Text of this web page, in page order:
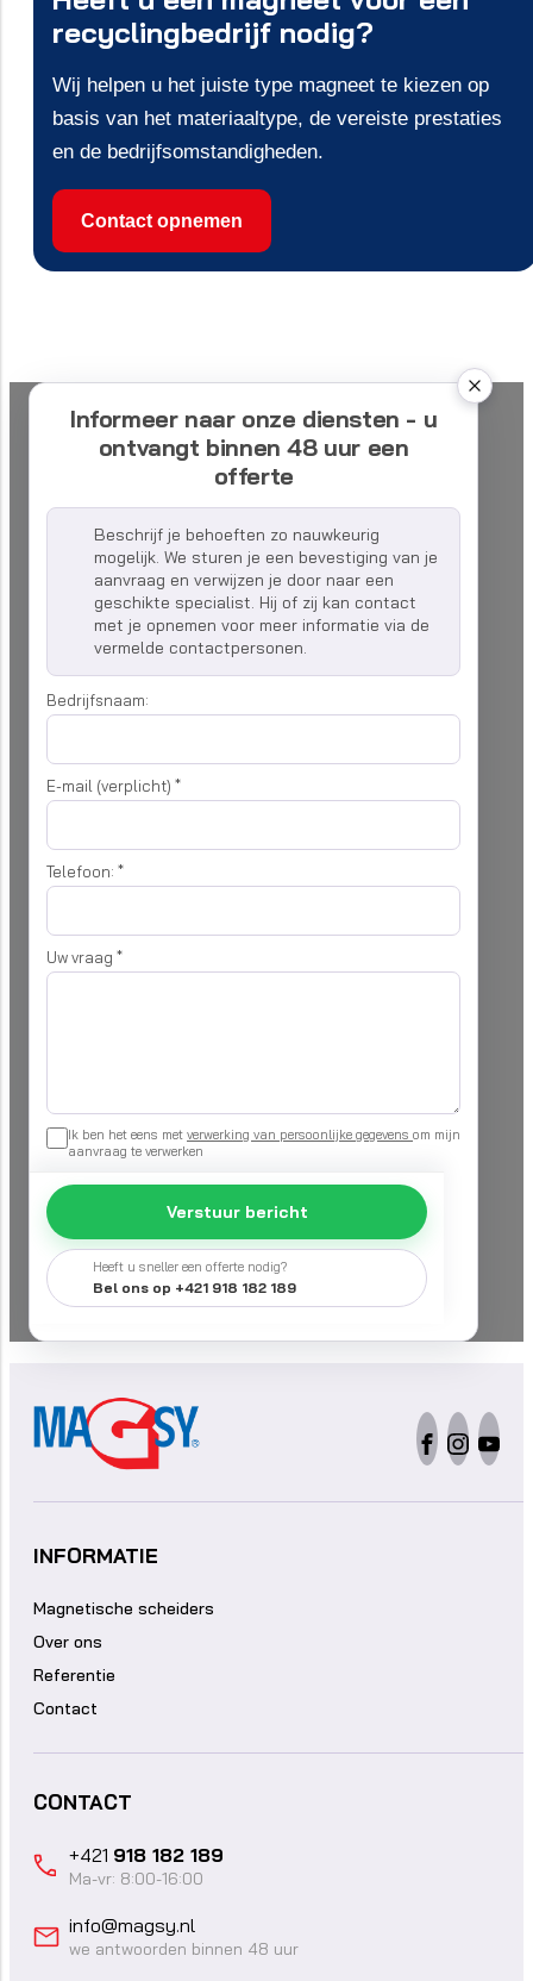
recyclingbedrijf nodig?
Wij helpen u het juiste type magneet te kiezen op
basis van het materiaaltype, de vereiste prestaties
en de bedrijfsomstandigheden.
Contact opnemen
Informeer naar onze diensten - u
ontvangt binnen 48 uur een
offerte
Beschrijf je behoeften zo nauwkeurig
mogelijk. We sturen je een bevestiging van je
aanvraag en verwijzen je door naar een
geschikte specialist. Hij of zij kan contact
met je opnemen voor meer informatie via de
vermelde contactpersonen.
Bedrijfsnaam:
E-mail (verplicht) *
Telefoon: *
Uw vraag *
Ik ben het eens met verwerking van persoonlijke gegevens om mijn
aanvraag te verwerken
Verstuur bericht
Heeft u sneller een offerte nodig?
Bel ons op +421 918 182 189
INFORMATIE
Magnetische scheiders
Over ons
Referentie
Contact
CONTACT
+421 918 182 189
Ma-vr: 8:00-16:00
info@magsy.nl
we antwoorden binnen 48 uur